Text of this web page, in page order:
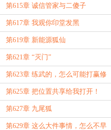
第615章 诚信管家与二傻子
第617章 我观你印堂发黑
第619章 新能源狐仙
第621章 “灭门”
第623章 练武的，怎么可能打赢修
修仙的
第625章 把位置共享给我打开！
第627章 九尾狐
第629章 这么大件事情，怎么不早